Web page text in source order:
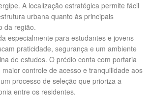
A localização estratégica permite fácil
urbana quanto às principais
da região.
especialmente para estudantes e jovens
praticidade, segurança e um ambiente
de estudos. O prédio conta com portaria
controle de acesso e tranquilidade aos
processo de seleção que prioriza a
entre os residentes.